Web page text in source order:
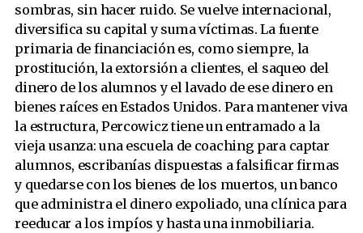
sombras, sin hacer ruido. Se vuelve internacional,
diversifica su capital y suma víctimas. La fuente
primaria de financiación es, como siempre, la
prostitución, la extorsión a clientes, el saqueo del
dinero de los alumnos y el lavado de ese dinero en
bienes raíces en Estados Unidos. Para mantener viva
la estructura, Percowicz tiene un entramado a la
vieja usanza: una escuela de coaching para captar
alumnos, escribanías dispuestas a falsificar firmas
y quedarse con los bienes de los muertos, un banco
que administra el dinero expoliado, una clínica para
reeducar a los impíos y hasta una inmobiliaria.